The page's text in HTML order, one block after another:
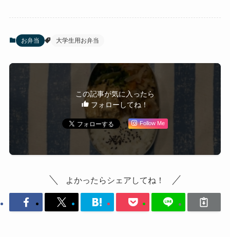
お弁当 大学生用お弁当
この記事が気に入ったら
フォローしてね！
Follow Me
よかったらシェアしてね！